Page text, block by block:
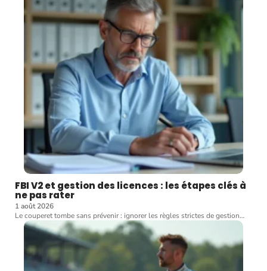
FBI V2 et gestion des licences : les étapes clés à
ne pas rater
1 août 2026
Le couperet tombe sans prévenir : ignorer les règles strictes de gestion…